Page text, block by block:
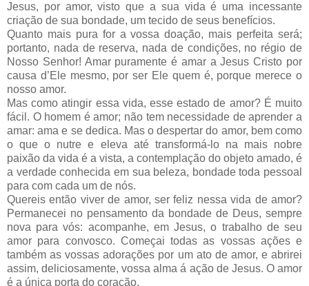
Jesus, por amor, visto que a sua vida é uma incessante
criação de sua bondade, um tecido de seus benefícios.
Quanto mais pura for a vossa doação, mais perfeita será;
portanto, nada de reserva, nada de condições, no régio de
Nosso Senhor! Amar puramente é amar a Jesus Cristo por
causa d’Ele mesmo, por ser Ele quem é, porque merece o
nosso amor.
Mas como atingir essa vida, esse estado de amor? É muito
fácil. O homem é amor; não tem necessidade de aprender a
amar: ama e se dedica. Mas o despertar do amor, bem como
o que o nutre e eleva até transformá-lo na mais nobre
paixão da vida é a vista, a contemplação do objeto amado, é
a verdade conhecida em sua beleza, bondade toda pessoal
para com cada um de nós.
Quereis então viver de amor, ser feliz nessa vida de amor?
Permanecei no pensamento da bondade de Deus, sempre
nova para vós: acompanhe, em Jesus, o trabalho de seu
amor para convosco. Começai todas as vossas ações e
também as vossas adorações por um ato de amor, e abrirei
assim, deliciosamente, vossa alma á ação de Jesus. O amor
é a única porta do coração.